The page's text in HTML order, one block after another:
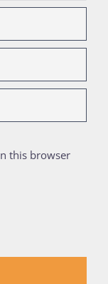
this browser